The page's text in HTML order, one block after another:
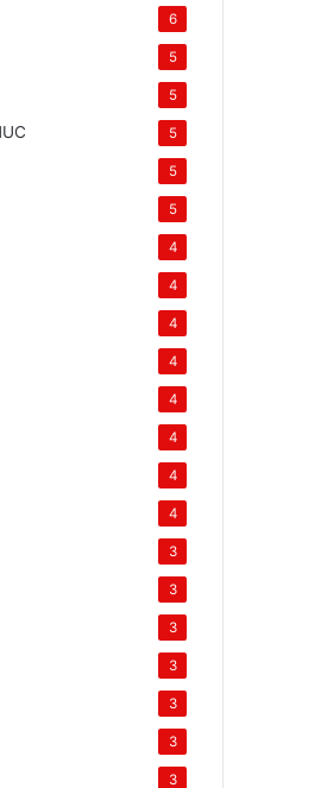
6
5
5
5
5
5
4
4
4
4
4
4
4
4
3
3
3
3
3
3
3